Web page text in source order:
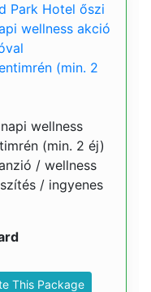
Park Hotel őszi
wellness akció
(min. 2
wellness
(min. 2 éj)
/ wellness
/ ingyenes
This Package